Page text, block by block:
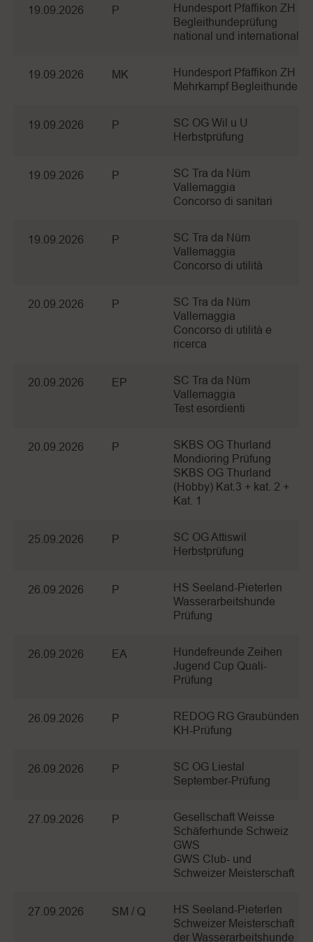
19.09.2026 P
Hundesport Pfäffikon ZH
Begleithundeprüfung
national und international
19.09.2026 MK
Hundesport Pfäffikon ZH
Mehrkampf Begleithunde
19.09.2026 P
SC OG Wil u U
Herbstprüfung
19.09.2026 P
SC Tra da Nüm
Vallemaggia
Concorso di sanitari
19.09.2026 P
SC Tra da Nüm
Vallemaggia
Concorso di utilità
20.09.2026 P
SC Tra da Nüm
Vallemaggia
Concorso di utilità e
ricerca
20.09.2026 EP
SC Tra da Nüm
Vallemaggia
Test esordienti
20.09.2026 P
SKBS OG Thurland
Mondioring Prüfung
SKBS OG Thurland
(Hobby) Kat.3 + kat. 2 +
Kat. 1
25.09.2026 P
SC OG Attiswil
Herbstprüfung
26.09.2026 P
HS Seeland-Pieterlen
Wasserarbeitshunde
Prüfung
26.09.2026 EA
Hundefreunde Zeihen
Jugend Cup Quali-
Prüfung
26.09.2026 P
REDOG RG Graubünden
KH-Prüfung
26.09.2026 P
SC OG Liestal
September-Prüfung
27.09.2026 P
Gesellschaft Weisse
Schäferhunde Schweiz
GWS
GWS Club- und
Schweizer Meisterschaft
27.09.2026 SM / Q
HS Seeland-Pieterlen
Schweizer Meisterschaft
der Wasserarbeitshunde